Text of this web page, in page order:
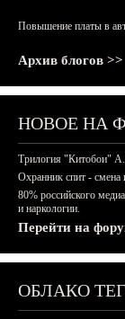
Повышение платы в
Архив блогов >>
НОВОЕ НА
Трилогия "Китобои"
Охранник спит - смена
80% российского
и наркологии.
Перейти на
ОБЛАКО